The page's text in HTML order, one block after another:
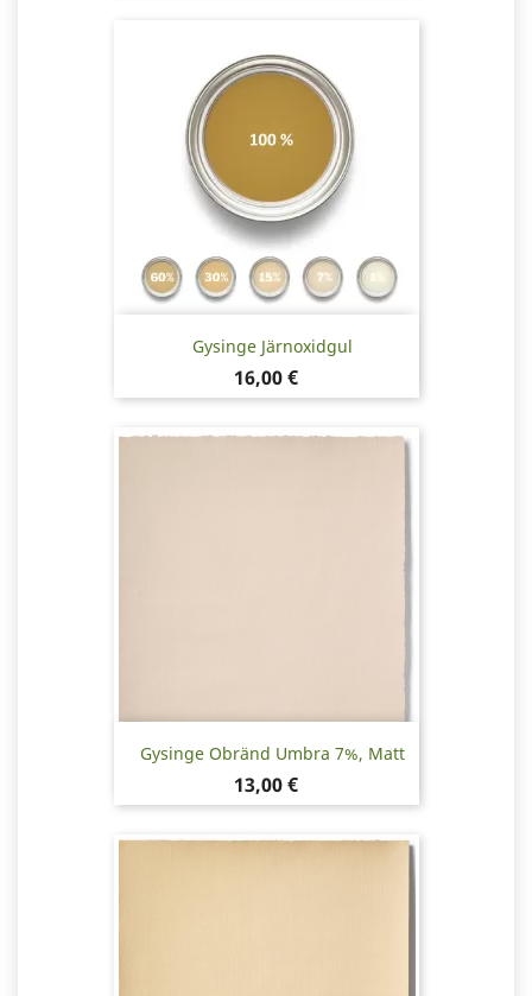
Gysinge Järnoxidgul
Pris
16,00 €
Gysinge Obränd Umbra 7%, Matt
Pris
13,00 €